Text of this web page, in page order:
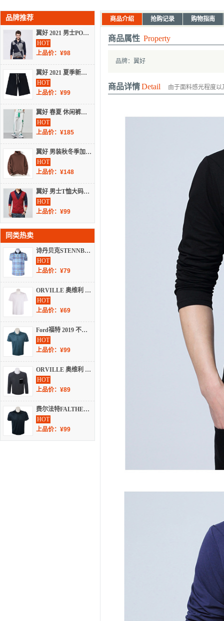
品牌推荐
翼好 2021 男士POLO衫休闲 男式撞色polo长袖T恤衫潮流男装 W6545
HOT
上品价：¥98
翼好 2021 夏季新款针织棉质纯色卫裤男简约休闲五分裤中裤子 DJ91017
HOT
上品价：¥99
翼好 春夏 休闲裤男印花韩版潮流宽松束脚裤条纹运动抽绳卫裤 AL-GX10922长裤
HOT
上品价：¥185
翼好 男装秋冬季加绒高领毛衣修身韩版套头加厚针织打底 MD-J1230加绒
HOT
上品价：¥148
翼好 男士T恤大码男式翻领t恤打底衫韩版男装长袖 H003
HOT
上品价：¥99
同类热卖
诗丹贝克STENNBAKER T恤 春夏 短袖T恤 3615S12852-38
HOT
上品价：¥79
ORVILLE 奥维利 夏 服装 男上装 男士T恤 L1G4311
HOT
上品价：¥69
Ford福特 2019 不分季节 短袖T恤 650603
HOT
上品价：¥99
ORVILLE 奥维利 秋冬 男装 T恤 长袖T恤 M2F8955
HOT
上品价：¥89
费尔法特FALTHEAD 2019 春夏 短袖T恤 FD191DT021-2
HOT
上品价：¥99
商品介绍 抢购记录 购物指南
商品属性 Property
品牌：翼好
商品详情Detail 由于面料感光程度